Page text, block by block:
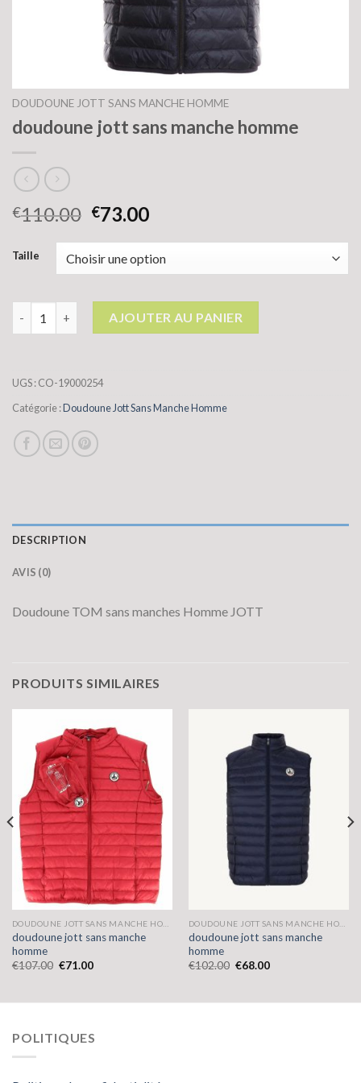
DOUDOUNE JOTT SANS MANCHE HOMME
doudoune jott sans manche homme
€110.00 €73.00
Taille
quantité de doudoune jott sans manche homme
AJOUTER AU PANIER
UGS :CO-19000254
Catégorie :Doudoune Jott Sans Manche Homme
DESCRIPTION
AVIS (0)
Doudoune TOM sans manches Homme JOTT
PRODUITS SIMILAIRES
doudoune jott sans manche
homme
€107.00 €71.00
doudoune jott sans manche
homme
€102.00 €68.00
POLITIQUES